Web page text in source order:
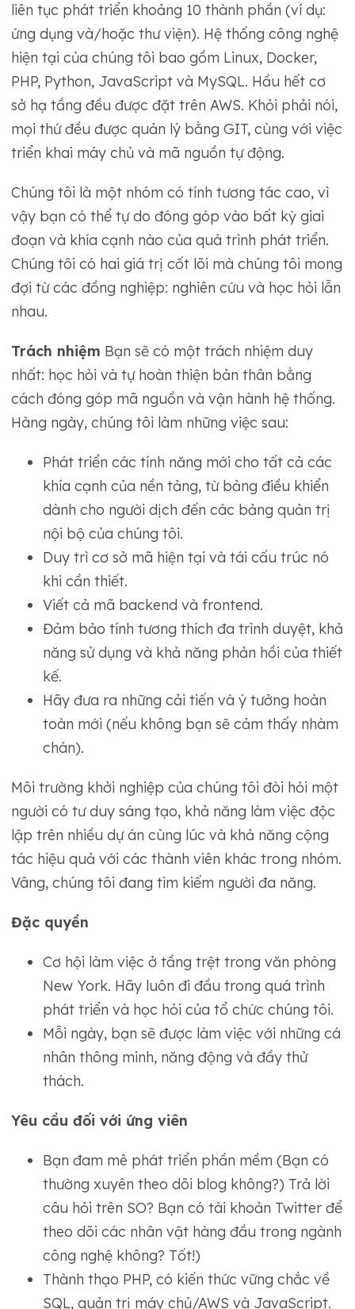
liên tục phát triển khoảng 10 thành phần (ví dụ:
ứng dụng và/hoặc thư viện). Hệ thống công nghệ
hiện tại của chúng tôi bao gồm Linux, Docker,
PHP, Python, JavaScript và MySQL. Hầu hết cơ
sở hạ tầng đều được đặt trên AWS. Khỏi phải nói,
mọi thứ đều được quản lý bằng GIT, cùng với việc
triển khai máy chủ và mã nguồn tự động.
Chúng tôi là một nhóm có tính tương tác cao, vì
vậy bạn có thể tự do đóng góp vào bất kỳ giai
đoạn và khía cạnh nào của quá trình phát triển.
Chúng tôi có hai giá trị cốt lõi mà chúng tôi mong
đợi từ các đồng nghiệp: nghiên cứu và học hỏi lẫn
nhau.
Trách nhiệm Bạn sẽ có một trách nhiệm duy
nhất: học hỏi và tự hoàn thiện bản thân bằng
cách đóng góp mã nguồn và vận hành hệ thống.
Hàng ngày, chúng tôi làm những việc sau:
Phát triển các tính năng mới cho tất cả các
khía cạnh của nền tảng, từ bảng điều khiển
dành cho người dịch đến các bảng quản trị
nội bộ của chúng tôi.
Duy trì cơ sở mã hiện tại và tái cấu trúc nó
khi cần thiết.
Viết cả mã backend và frontend.
Đảm bảo tính tương thích đa trình duyệt, khả
năng sử dụng và khả năng phản hồi của thiết
kế.
Hãy đưa ra những cải tiến và ý tưởng hoàn
toàn mới (nếu không bạn sẽ cảm thấy nhàm
chán).
Môi trường khởi nghiệp của chúng tôi đòi hỏi một
người có tư duy sáng tạo, khả năng làm việc độc
lập trên nhiều dự án cùng lúc và khả năng cộng
tác hiệu quả với các thành viên khác trong nhóm.
Vâng, chúng tôi đang tìm kiếm người đa năng.
Đặc quyền
Cơ hội làm việc ở tầng trệt trong văn phòng
New York. Hãy luôn đi đầu trong quá trình
phát triển và học hỏi của tổ chức chúng tôi.
Mỗi ngày, bạn sẽ được làm việc với những cá
nhân thông minh, năng động và đầy thử
thách.
Yêu cầu đối với ứng viên
Bạn đam mê phát triển phần mềm (Bạn có
thường xuyên theo dõi blog không?) Trả lời
câu hỏi trên SO? Bạn có tài khoản Twitter để
theo dõi các nhân vật hàng đầu trong ngành
công nghệ không? Tốt!)
Thành thạo PHP, có kiến ​​thức vững chắc về
SQL, quản trị máy chủ/AWS và JavaScript.